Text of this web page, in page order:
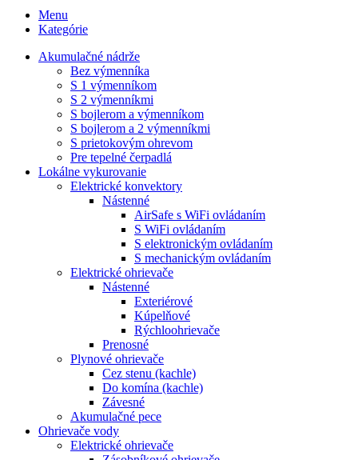
Menu
Kategórie
Akumulačné nádrže
Bez výmenníka
S 1 výmenníkom
S 2 výmenníkmi
S bojlerom a výmenníkom
S bojlerom a 2 výmenníkmi
S prietokovým ohrevom
Pre tepelné čerpadlá
Lokálne vykurovanie
Elektrické konvektory
Nástenné
AirSafe s WiFi ovládaním
S WiFi ovládaním
S elektronickým ovládaním
S mechanickým ovládaním
Elektrické ohrievače
Nástenné
Exteriérové
Kúpelňové
Rýchloohrievače
Prenosné
Plynové ohrievače
Cez stenu (kachle)
Do komína (kachle)
Závesné
Akumulačné pece
Ohrievače vody
Elektrické ohrievače